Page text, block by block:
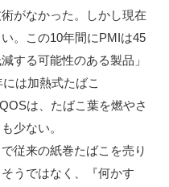
がなかった。しかし現在
。この10年間にPMIは45
する可能性のある製品」
は加熱式たばこ
は、たばこ葉を燃やさ
少ない。
従来の紙巻たばこを売り
うではなく、『何かす